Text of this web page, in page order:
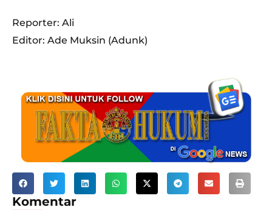
Reporter: Ali
Editor: Ade Muksin (Adunk)
Komentar